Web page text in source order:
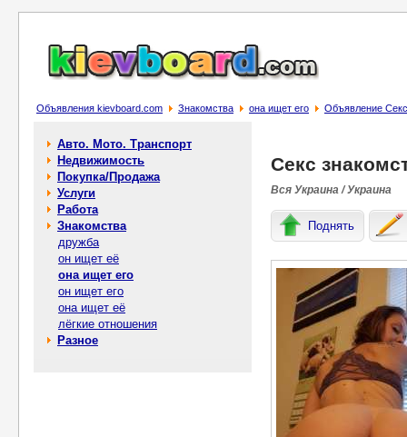
Объявления kievboard.com Знакомства она ищет его Объявление
Авто. Мото. Транспорт
Недвижимость
Покупка/Продажа
Услуги
Работа
Знакомства
дружба
он ищет её
она ищет его
он ищет его
она ищет её
лёгкие отношения
Разное
Сeкс
Вся Украина / Украина
Поднять